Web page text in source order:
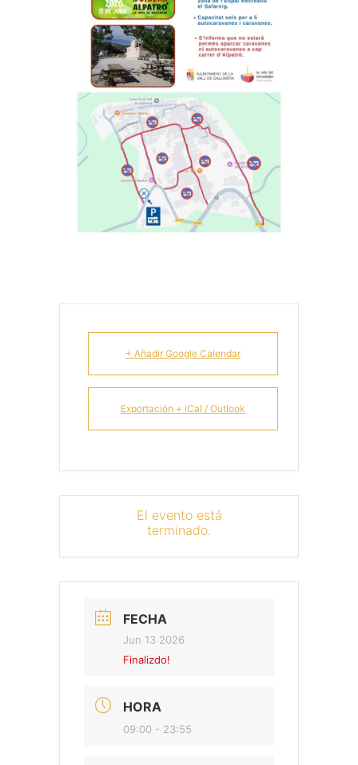
+ Añadir Google Calendar
Exportación + iCal / Outlook
El evento está
terminado.
FECHA
Jun 13 2026
Finalizdo!
HORA
09:00 - 23:55